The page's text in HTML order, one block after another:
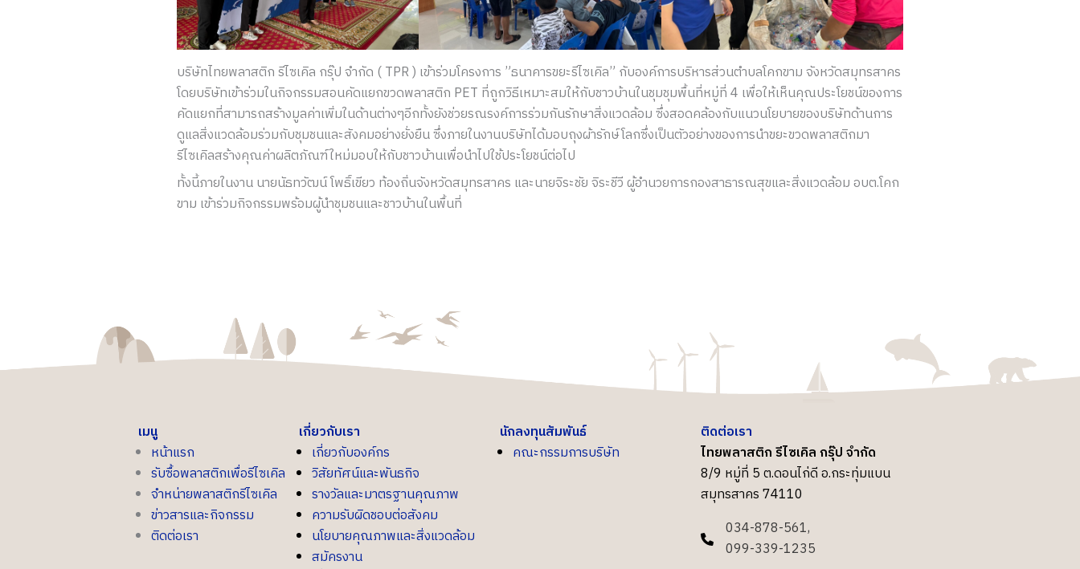
บริษัทไทยพลาสติก รีไซเคิล กรุ๊ป จำกัด ( TPR ) เข้าร่วมโครงการ ”ธนาคารขยะรีไซเคิล” กับองค์การบริหารส่วนตำบลโคกขาม จังหวัดสมุทรสาคร
โดยบริษัทเข้าร่วมในกิจกรรมสอนคัดแยกขวดพลาสติก PET ที่ถูกวิธีเหมาะสมให้กับชาวบ้านในชุมชุมพื้นที่หมู่ที่ 4 เพื่อให้เห็นคุณประโยชน์ของการ
คัดแยกที่สามารถสร้างมูลค่าเพิ่มในด้านต่างๆอีกทั้งยังช่วยรณรงค์การร่วมกันรักษาสิ่งแวดล้อม ซึ่งสอดคล้องกับแนวนโยบายของบริษัทด้านการ
ดูแลสิ่งแวดล้อมร่วมกับชุมชนและสังคมอย่างยั่งยืน ซึ่งภายในงานบริษัทได้มอบถุงผ้ารักษ์โลกซึ่งเป็นตัวอย่างของการนำขยะขวดพลาสติกมา
รีไซเคิลสร้างคุณค่าผลิตภัณฑ์ใหม่มอบให้กับชาวบ้านเพื่อนำไปใช้ประโยชน์ต่อไป
ทั้งนี้ภายในงาน นายนัธทวัฒน์ โพธิ์เขียว ท้องถิ่นจังหวัดสมุทรสาคร และนายจิระชัย จิระชีวี ผู้อำนวยการกองสาธารณสุขและสิ่งแวดล้อม อบต.โคก
ขาม เข้าร่วมกิจกรรมพร้อมผู้นำชุมชนและชาวบ้านในพื้นที่
เมนู
หน้าแรก
รับซื้อพลาสติกเพื่อรีไซเคิล
จำหน่ายพลาสติกรีไซเคิล
ข่าวสารและกิจกรรม
ติดต่อเรา
เกี่ยวกับเรา
เกี่ยวกับองค์กร
วิสัยทัศน์และพันธกิจ
รางวัลและมาตรฐานคุณภาพ
ความรับผิดชอบต่อสังคม
นโยบายคุณภาพและสิ่งแวดล้อม
สมัครงาน
นักลงทุนสัมพันธ์
คณะกรรมการบริษัท
ติดต่อเรา
ไทยพลาสติก รีไซเคิล กรุ๊ป จำกัด
8/9 หมู่ที่ 5 ต.ดอนไก่ดี อ.กระทุ่มแบน
สมุทรสาคร 74110
034-878-561,
099-339-1235